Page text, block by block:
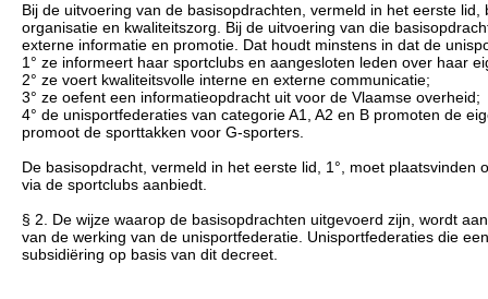
Bij de uitvoering van de basisopdrachten, vermeld in het eerste
organisatie en kwaliteitszorg. Bij de uitvoering van die
externe informatie en promotie. Dat houdt minstens in dat de
1° ze informeert haar sportclubs en aangesloten leden over haar
2° ze voert kwaliteitsvolle interne en externe communicatie;
3° ze oefent een informatieopdracht uit voor de Vlaamse overheid;
4° de unisportfederaties van categorie A1, A2 en B promoten de
promoot de sporttakken voor G-sporters.
De basisopdracht, vermeld in het eerste lid, 1°, moet
via de sportclubs aanbiedt.
§ 2. De wijze waarop de basisopdrachten uitgevoerd zijn, wordt
van de werking van de unisportfederatie. Unisportfederaties die
subsidiëring op basis van dit decreet.